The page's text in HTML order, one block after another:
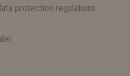
protection regulations